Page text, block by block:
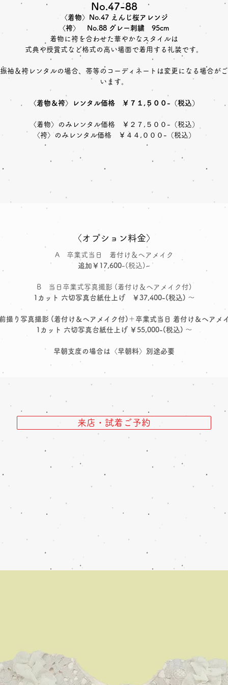
No.47-88
〈着物〉No.47 えんじ桜アレンジ
〈袴〉 No.88 グレー刺繍 95cm
着物に袴を合わせた華やかなスタイルは
式典や授賞式など格式の高い場面で着用する礼装です。
袖＆袴レンタルの場合、帯等のコーディネートは変更になる場合が
います。
〈着物＆袴〉レンタル価格 ￥７１,５００-（税込）
〈着物〉のみレンタル価格 ￥２７,５００-（税込）
〈袴〉のみレンタル価格 ￥４４,０００-（税込）
〈オプション料金〉
A 卒業式当日 着付け＆ヘアメイク
追加￥17,600-(税込)~
B 当日卒業式写真撮影 (着付け＆ヘアメイク付)
1カット 六切写真台紙仕上げ ￥37,400-(税込) ～
撮り写真撮影 (着付け＆ヘアメイク付)＋卒業式当日 着付け＆ヘアメ
1カット 六切写真台紙仕上げ ￥55,000-(税込) ～
早朝支度の場合は〈早朝料〉別途必要
来店・試着ご予約